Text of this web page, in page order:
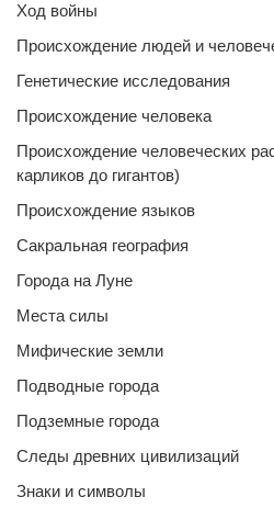
Ход войны
Происхождение людей и
Генетические исследования
Происхождение человека
Происхождение человеческих
карликов до гигантов)
Происхождение языков
Сакральная география
Города на Луне
Места силы
Мифические земли
Подводные города
Подземные города
Следы древних цивилизаций
Знаки и символы